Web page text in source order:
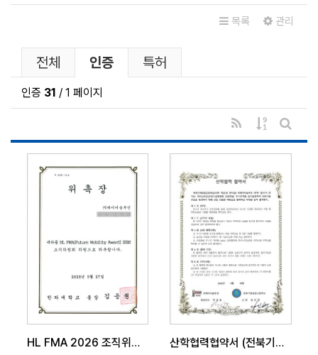
목록
관리
인증 및 특허 분류 목록
전체 현재 분류
인증 특허
인증 31 / 1 페이지
RSS
게시물 정렬
게시판
HL FMA 2026 조직위원회 위촉 산학협력협약서 (전북기계공업고등학교)